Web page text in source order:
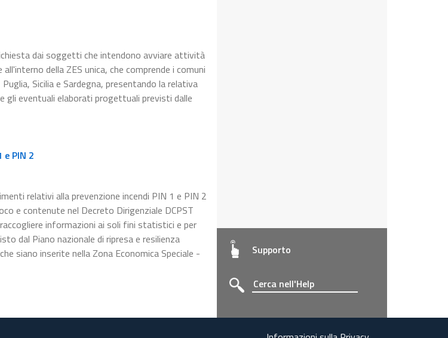
dai soggetti che intendono avviare attività
della ZES unica, che comprende i comuni
Sicilia e Sardegna, presentando la relativa
gli eventuali elaborati progettuali previsti dalle
e PIN 2
relativi alla prevenzione incendi PIN 1 e PIN 2
e contenute nel Decreto Dirigenziale DCPST
informazioni ai soli fini statistici e per
dal Piano nazionale di ripresa e resilienza
siano inserite nella Zona Economica Speciale -
Supporto